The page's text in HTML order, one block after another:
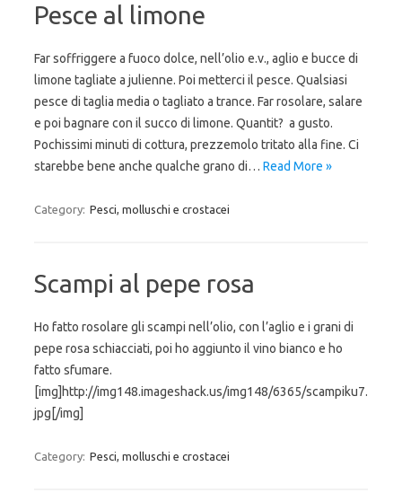
Pesce al limone
Far soffriggere a fuoco dolce, nell’olio e.v., aglio e bucce di
limone tagliate a julienne. Poi metterci il pesce. Qualsiasi
pesce di taglia media o tagliato a trance. Far rosolare, salare
e poi bagnare con il succo di limone. Quantit? a gusto.
Pochissimi minuti di cottura, prezzemolo tritato alla fine. Ci
starebbe bene anche qualche grano di… Read More »
Category: Pesci, molluschi e crostacei
Scampi al pepe rosa
Ho fatto rosolare gli scampi nell’olio, con l’aglio e i grani di
pepe rosa schiacciati, poi ho aggiunto il vino bianco e ho
fatto sfumare.
[img]http://img148.imageshack.us/img148/6365/scampiku7.
jpg[/img]
Category: Pesci, molluschi e crostacei